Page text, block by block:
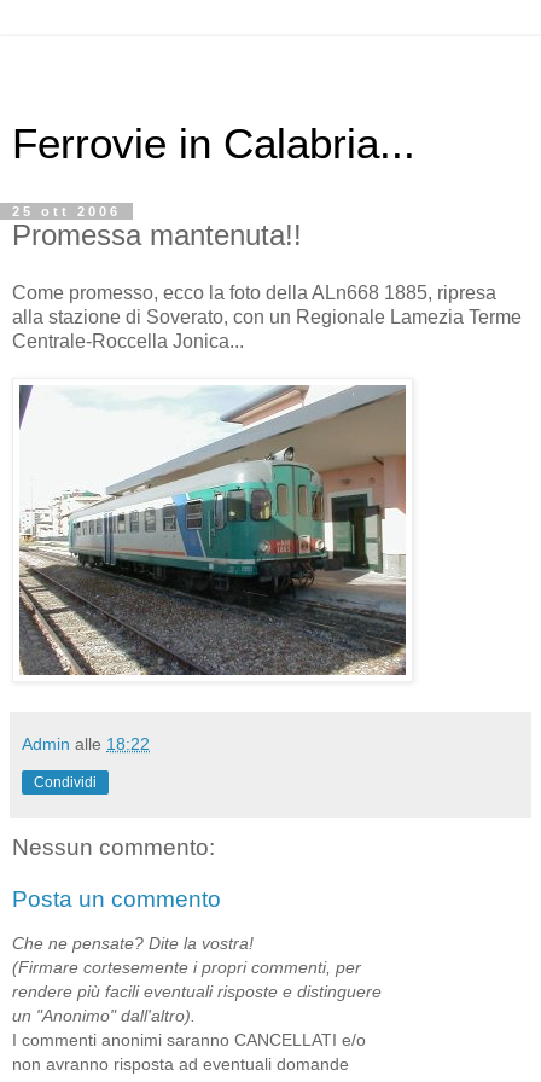
Ferrovie in Calabria...
25 ott 2006
Promessa mantenuta!!
Come promesso, ecco la foto della ALn668 1885, ripresa
alla stazione di Soverato, con un Regionale Lamezia Terme
Centrale-Roccella Jonica...
Admin alle 18:22
Condividi
Nessun commento:
Posta un commento
Che ne pensate? Dite la vostra!
(Firmare cortesemente i propri commenti, per
rendere più facili eventuali risposte e distinguere
un "Anonimo" dall'altro).
I commenti anonimi saranno CANCELLATI e/o
non avranno risposta ad eventuali domande